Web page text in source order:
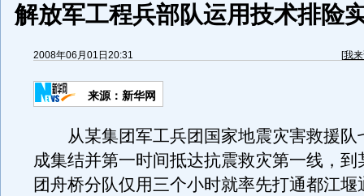
解放军工程兵部队运用技术排险
2008年06月01日20:31 [我
来源：新华网
从某集团军工兵团国家地震灾害救援队
成集结并第一时间抵达抗震救灾第一线，到
团舟桥分队仅用三个小时就率先打通都江堰